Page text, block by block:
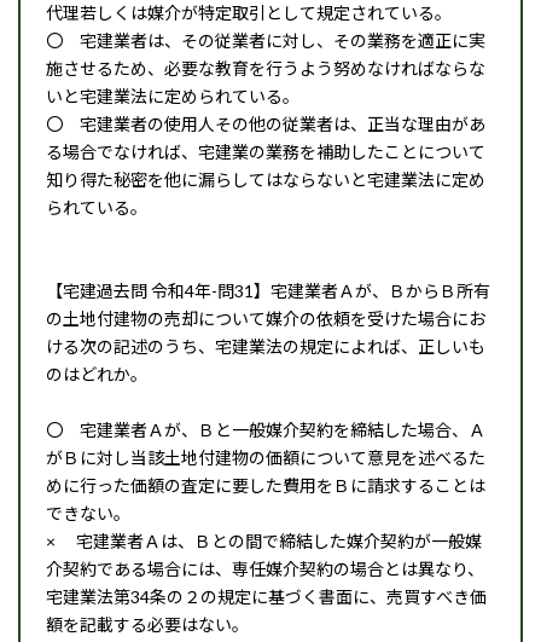
代理若しくは媒介が特定取引として規定されている。
〇 宅建業者は、その従業者に対し、その業務を適正に実
施させるため、必要な教育を行うよう努めなければならな
いと宅建業法に定められている。
〇 宅建業者の使用人その他の従業者は、正当な理由があ
る場合でなければ、宅建業の業務を補助したことについて
知り得た秘密を他に漏らしてはならないと宅建業法に定め
られている。
【宅建過去問 令和4年-問31】宅建業者Ａが、ＢからＢ所有
の土地付建物の売却について媒介の依頼を受けた場合にお
ける次の記述のうち、宅建業法の規定によれば、正しいも
のはどれか。
〇 宅建業者Ａが、Ｂと一般媒介契約を締結した場合、Ａ
がＢに対し当該土地付建物の価額について意見を述べるた
めに行った価額の査定に要した費用をＢに請求することは
できない。
× 宅建業者Ａは、Ｂとの間で締結した媒介契約が一般媒
介契約である場合には、専任媒介契約の場合とは異なり、
宅建業法第34条の２の規定に基づく書面に、売買すべき価
額を記載する必要はない。